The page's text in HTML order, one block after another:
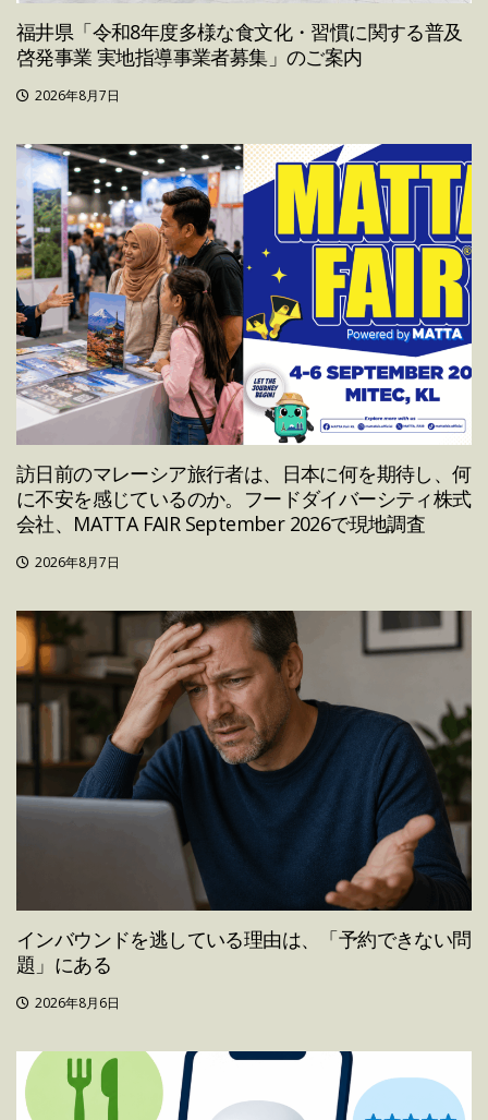
福井県「令和8年度多様な食文化・習慣に関する普及
啓発事業 実地指導事業者募集」のご案内
2026年8月7日
訪日前のマレーシア旅行者は、日本に何を期待し、何
に不安を感じているのか。フードダイバーシティ株式
会社、MATTA FAIR September 2026で現地調査
2026年8月7日
インバウンドを逃している理由は、「予約できない問
題」にある
2026年8月6日